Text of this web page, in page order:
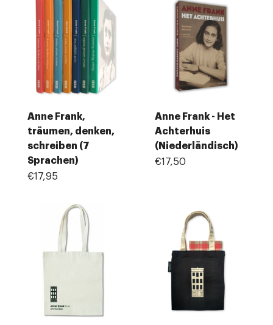
Anne Frank,
träumen, denken,
schreiben (7
Sprachen)
€17,95
Anne Frank - Het
Achterhuis
(Niederländisch)
€17,50